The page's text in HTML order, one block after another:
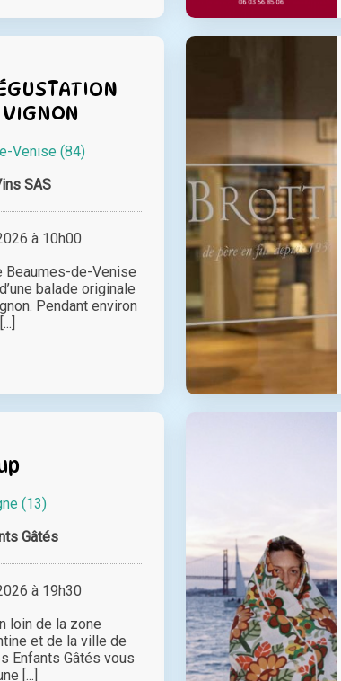
Venise (84)
SAS
à 10h00
Beaumes-de-Venise
balade originale
Pendant environ
(13)
Gâtés
à 19h30
loin de la zone
et de la ville de
Enfants Gâtés vous
[...]